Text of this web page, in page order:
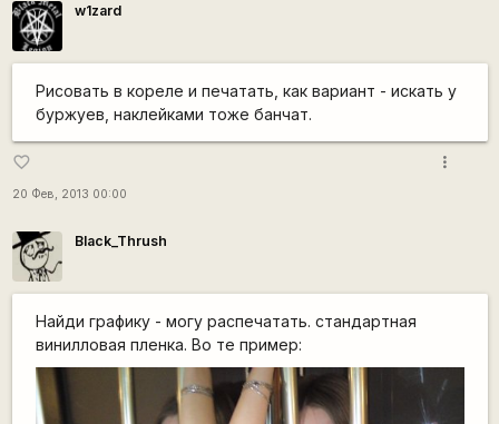
w1zard
Рисовать в кореле и печатать, как вариант - искать у
буржуев, наклейками тоже банчат.
favorite_border
20 Фев, 2013 00:00
more_vert
Black_Thrush
Найди графику - могу распечатать. стандартная
винилловая пленка. Во те пример: